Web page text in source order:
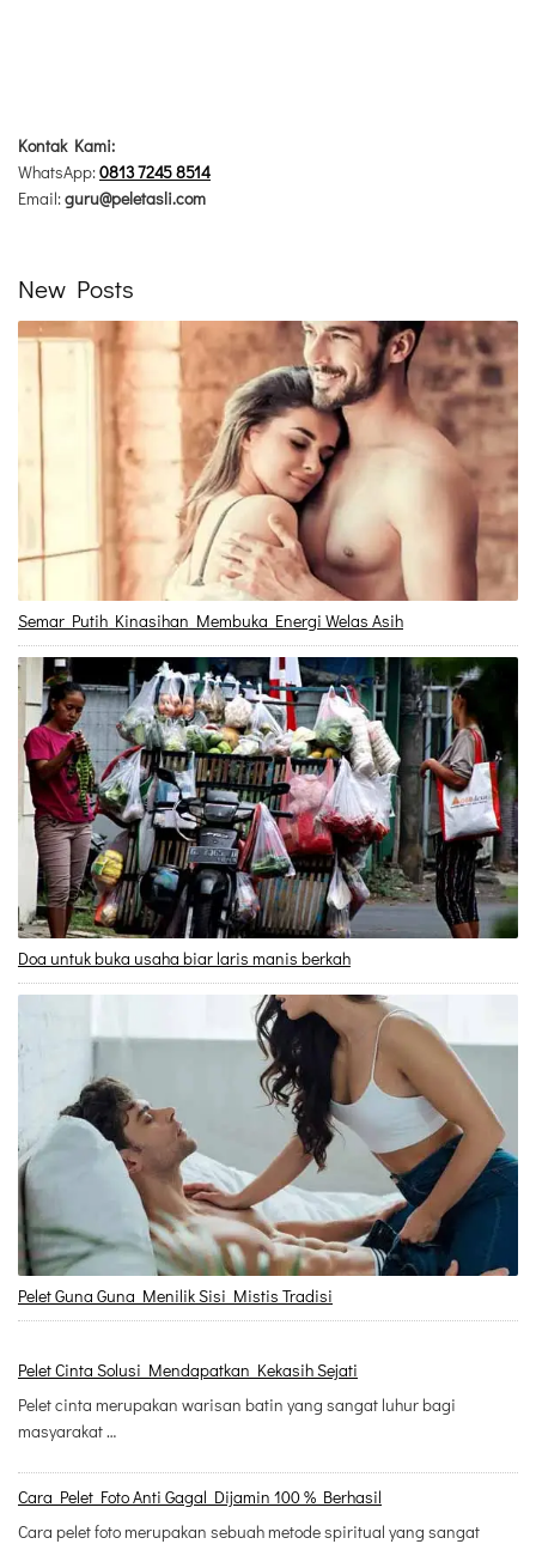
Kontak Kami:
WhatsApp:0813 7245 8514
Email:guru@peletasli.com
New Posts
Semar Putih Kinasihan Membuka Energi Welas Asih
Doa untuk buka usaha biar laris manis berkah
Pelet Guna Guna Menilik Sisi Mistis Tradisi
Pelet Cinta Solusi Mendapatkan Kekasih Sejati
Pelet cinta merupakan warisan batin yang sangat luhur bagi
masyarakat …
Cara Pelet Foto Anti Gagal Dijamin 100 % Berhasil
Cara pelet foto merupakan sebuah metode spiritual yang sangat